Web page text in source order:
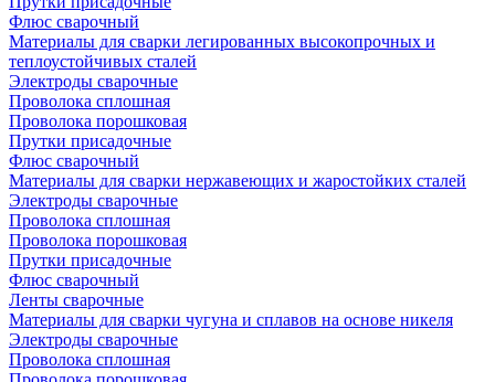
Флюс сварочный
Материалы для сварки легированных высокопрочных и
теплоустойчивых сталей
Электроды сварочные
Проволока сплошная
Проволока порошковая
Прутки присадочные
Флюс сварочный
Материалы для сварки нержавеющих и жаростойких сталей
Электроды сварочные
Проволока сплошная
Проволока порошковая
Прутки присадочные
Флюс сварочный
Ленты сварочные
Материалы для сварки чугуна и сплавов на основе никеля
Электроды сварочные
Проволока сплошная